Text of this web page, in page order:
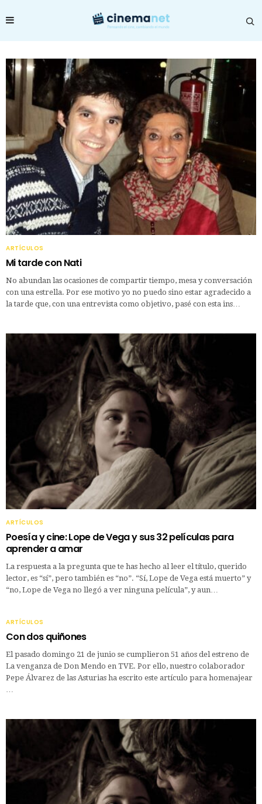
ARTÍCULOS
Mi tarde con Nati
No abundan las ocasiones de compartir tiempo, mesa y conversación
con una estrella. Por ese motivo yo no puedo sino estar agradecido a
la tarde que, con una entrevista como objetivo, pasé con esta ins…
ARTÍCULOS
Poesía y cine: Lope de Vega y sus 32 películas para
aprender a amar
La respuesta a la pregunta que te has hecho al leer el título, querido
lector, es “sí”, pero también es “no”. “Sí, Lope de Vega está muerto” y
“no, Lope de Vega no llegó a ver ninguna película”, y aun…
ARTÍCULOS
Con dos quiñones
El pasado domingo 21 de junio se cumplieron 51 años del estreno de
La venganza de Don Mendo en TVE. Por ello, nuestro colaborador
Pepe Álvarez de las Asturias ha escrito este artículo para homenajear
…